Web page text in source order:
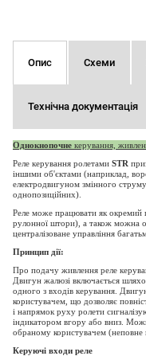
Опис Схеми
Технічна документація
Однокнопочне керування,
Реле керування ролетами STR
іншими об'єктами (наприклад,
електродвигуном змінного
однопозиційних).
Реле може працювати як окремий
рулонної штори), а також можна
централізоване управління
Принцип дії:
Про подачу живлення реле
Двигун жалюзі включається
одного з входів керування.
користувачем, що дозволяє
і напрямок руху ролети
індикатором вгору або вниз.
обраному користувачем (неповне
Керуючі входи реле